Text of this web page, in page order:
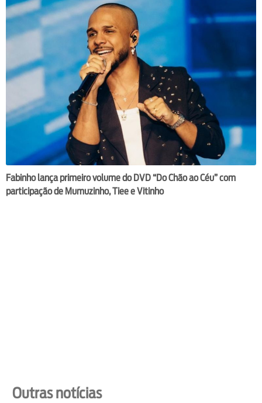
Fabinho lança primeiro volume do DVD “Do Chão ao Céu” com
participação de Mumuzinho, Tiee e Vitinho
Outras notícias